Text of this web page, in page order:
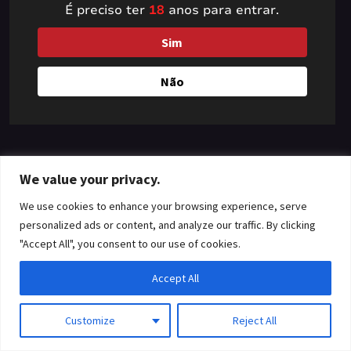
We value your privacy.
We use cookies to enhance your browsing experience, serve
personalized ads or content, and analyze our traffic. By clicking
"Accept All", you consent to our use of cookies.
Customize Reject All
Accept All
something amazing
— check back soon!
É preciso ter 18 anos para entrar.
Sim
Não